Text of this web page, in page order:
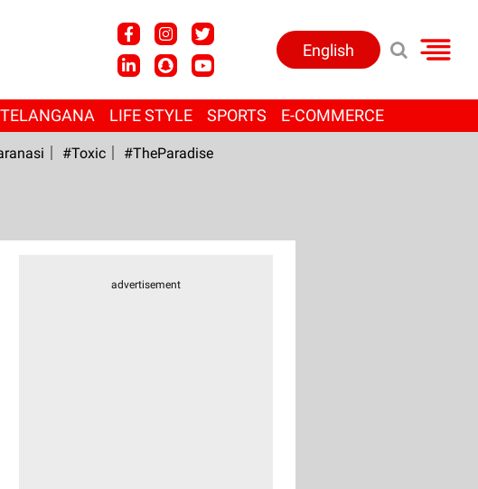
English
TELANGANA LIFE STYLE SPORTS E-COMMERCE
#Toxic #TheParadise
advertisement